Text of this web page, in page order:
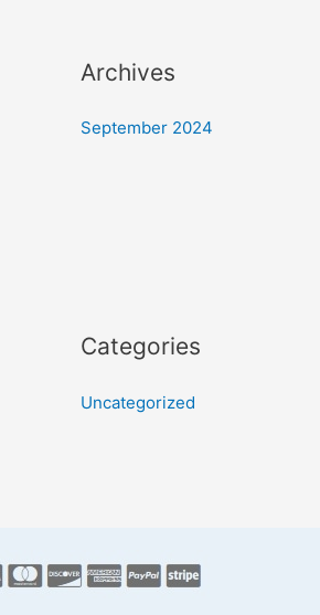
Archives
September 2024
Categories
Uncategorized